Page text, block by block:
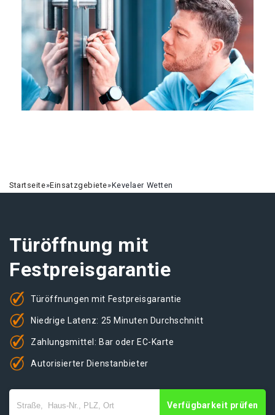
Startseite»Einsatzgebiete»Kevelaer Wetten
Türöffnung mit
Festpreisgarantie
Türöffnungen mit Festpreisgarantie
Niedrige Latenz: 25 Minuten Durchschnitt
Zahlungsmittel: Bar oder EC-Karte
Autorisierter Dienstanbieter
Verfügbarkeit prüfen